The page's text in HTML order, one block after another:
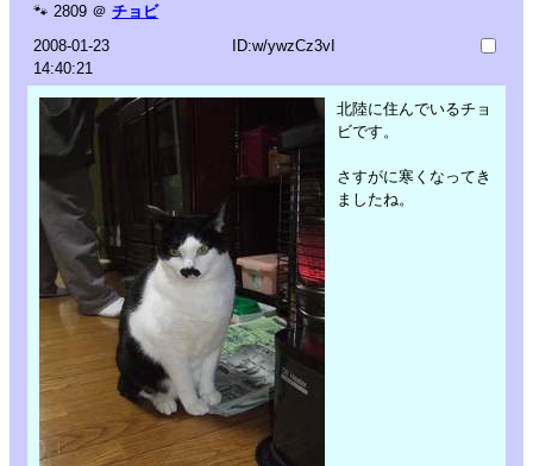
🐾 2809 ＠ チョビ
2008-01-23
14:40:21
ID:w/ywzCz3vI
北陸に住んでいるチョ
ビです。
さすがに寒くなってき
ましたね。